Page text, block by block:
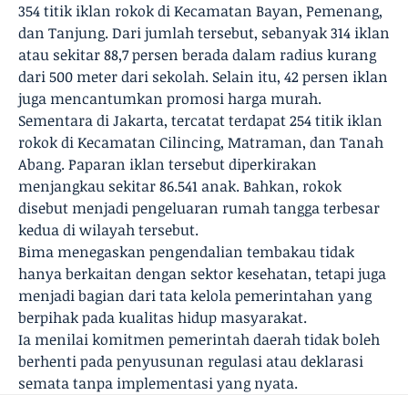
354 titik iklan rokok di Kecamatan Bayan, Pemenang,
dan Tanjung. Dari jumlah tersebut, sebanyak 314 iklan
atau sekitar 88,7 persen berada dalam radius kurang
dari 500 meter dari sekolah. Selain itu, 42 persen iklan
juga mencantumkan promosi harga murah.
Sementara di Jakarta, tercatat terdapat 254 titik iklan
rokok di Kecamatan Cilincing, Matraman, dan Tanah
Abang. Paparan iklan tersebut diperkirakan
menjangkau sekitar 86.541 anak. Bahkan, rokok
disebut menjadi pengeluaran rumah tangga terbesar
kedua di wilayah tersebut.
Bima menegaskan pengendalian tembakau tidak
hanya berkaitan dengan sektor kesehatan, tetapi juga
menjadi bagian dari tata kelola pemerintahan yang
berpihak pada kualitas hidup masyarakat.
Ia menilai komitmen pemerintah daerah tidak boleh
berhenti pada penyusunan regulasi atau deklarasi
semata tanpa implementasi yang nyata.